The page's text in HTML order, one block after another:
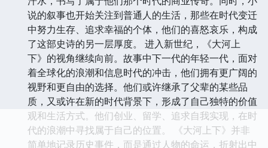
说的叙事也开始关注到普通人的生活，那些在时代变迁
中努力生存、追求幸福的个体，他们的喜怒哀乐，构成
了这部史诗的另一层厚度。 进入新世纪，《大河上
下》的视角继续向前。故事中下一代的年轻一代，面对
着全球化的浪潮和信息时代的冲击，他们拥有更广阔的
视野和更自由的选择。他们或许继承了父辈的某些品
质，又或许在新的时代背景下，形成了自己独特的价值
观和生活方式。他们创业、留学、追求自我实现，在时
代的浪潮中寻找属于自己的位置。 《大河上下》并非
简单地记录历史事件，而是通过人物的命运，折射出中